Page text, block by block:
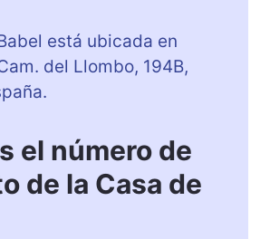
está ubicada en
del Llombo, 194B,
el número de
de la Casa de